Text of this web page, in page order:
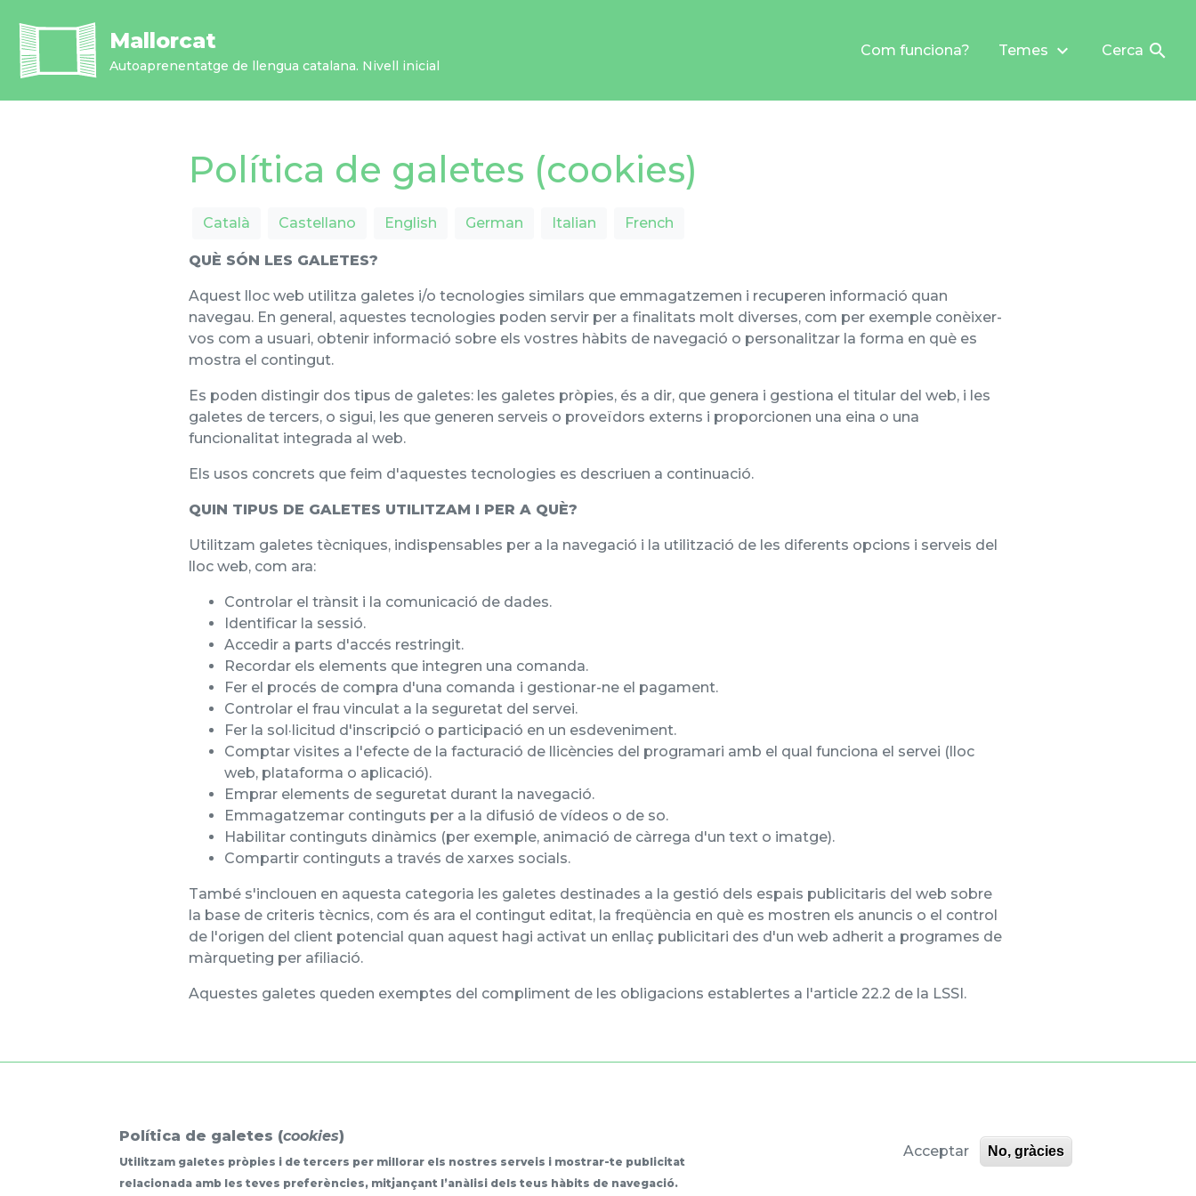
contingut
Mallorcat
Autoaprenentatge de llengua catalana. Nivell inicial
Com funciona? Temes keyboard_arrow_down Cerca search
Política de galetes (cookies)
Català Castellano English German Italian French
QUÈ SÓN LES GALETES?
Aquest lloc web utilitza galetes i/o tecnologies similars que emmagatzemen i recuperen informació quan
navegau. En general, aquestes tecnologies poden servir per a finalitats molt diverses, com per exemple conèixer-
vos com a usuari, obtenir informació sobre els vostres hàbits de navegació o personalitzar la forma en què es
mostra el contingut.
Es poden distingir dos tipus de galetes: les galetes pròpies, és a dir, que genera i gestiona el titular del web, i les
galetes de tercers, o sigui, les que generen serveis o proveïdors externs i proporcionen una eina o una
funcionalitat integrada al web.
Els usos concrets que feim d'aquestes tecnologies es descriuen a continuació.
QUIN TIPUS DE GALETES UTILITZAM I PER A QUÈ?
Utilitzam galetes tècniques, indispensables per a la navegació i la utilització de les diferents opcions i serveis del
lloc web, com ara:
Controlar el trànsit i la comunicació de dades.
Identificar la sessió.
Accedir a parts d'accés restringit.
Recordar els elements que integren una comanda.
Fer el procés de compra d'una comanda i gestionar-ne el pagament.
Controlar el frau vinculat a la seguretat del servei.
Fer la sol·licitud d'inscripció o participació en un esdeveniment.
Comptar visites a l'efecte de la facturació de llicències del programari amb el qual funciona el servei (lloc
web, plataforma o aplicació).
Emprar elements de seguretat durant la navegació.
Emmagatzemar continguts per a la difusió de vídeos o de so.
Habilitar continguts dinàmics (per exemple, animació de càrrega d'un text o imatge).
Compartir continguts a través de xarxes socials.
També s'inclouen en aquesta categoria les galetes destinades a la gestió dels espais publicitaris del web sobre
la base de criteris tècnics, com és ara el contingut editat, la freqüència en què es mostren els anuncis o el control
de l'origen del client potencial quan aquest hagi activat un enllaç publicitari des d'un web adherit a programes de
màrqueting per afiliació.
Aquestes galetes queden exemptes del compliment de les obligacions establertes a l'article 22.2 de la LSSI.
Autoaprenentatge de llengua catalana. Nivell inicial
Política de galetes (cookies)
Utilitzam galetes pròpies i de tercers per millorar els nostres serveis i mostrar-te publicitat
relacionada amb les teves preferències, mitjançant l’anàlisi dels teus hàbits de navegació.
Acceptar No, gràcies